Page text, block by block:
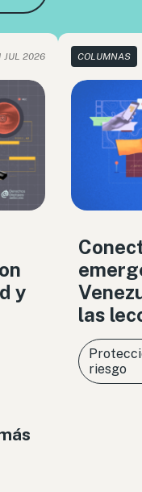
JUL 2026
y
COLUMNAS
las
riesgo